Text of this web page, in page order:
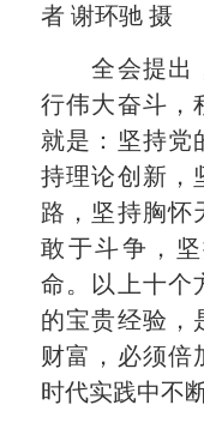
者 谢环驰 摄
全会提出，
行伟大奋斗，
就是：坚持党
持理论创新，
路，坚持胸怀
敢于斗争，
命。以上十个
的宝贵经验，
财富，必须倍
时代实践中不